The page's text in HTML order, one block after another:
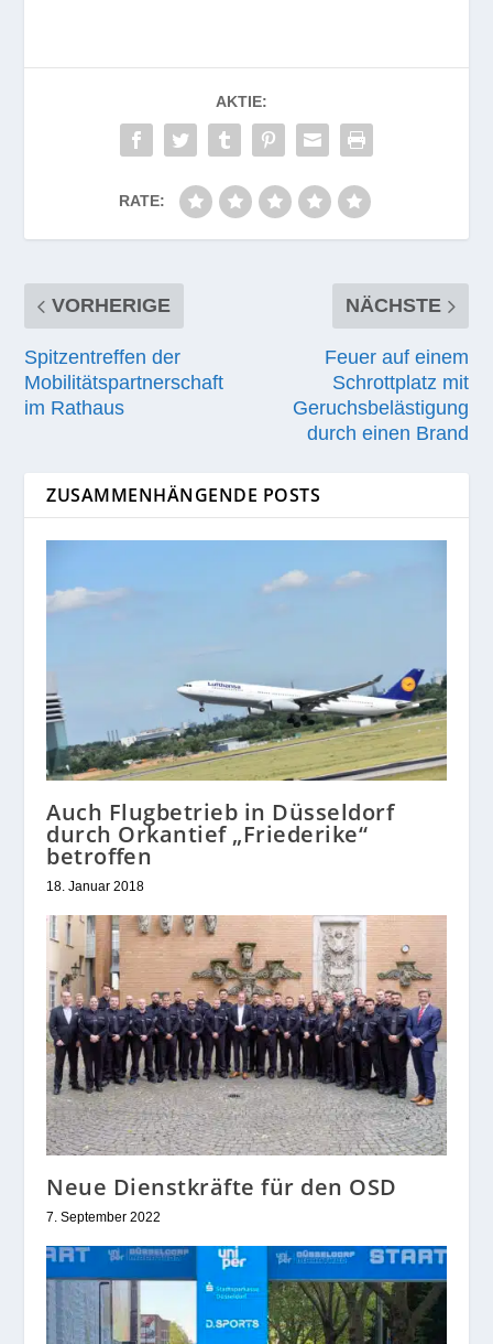
AKTIE:
RATE:
VORHERIGE
Spitzentreffen der
Mobilitätspartnerschaft
im Rathaus
NÄCHSTE
Feuer auf einem
Schrottplatz mit
Geruchsbelästigung
durch einen Brand
ZUSAMMENHÄNGENDE POSTS
Auch Flugbetrieb in Düsseldorf
durch Orkantief „Friederike“
betroffen
18. Januar 2018
Neue Dienstkräfte für den OSD
7. September 2022